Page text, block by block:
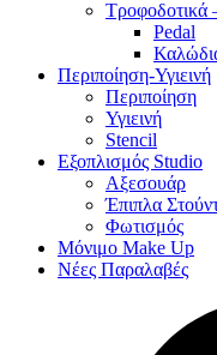
Τροφοδοτικά
Pedal
Περιποίηση-Υγιεινή
Περιποίηση
Υγιεινή
Stencil
Εξοπλισμός Studio
Αξεσουάρ
Έπιπλα
Φωτισμός
Μόνιμο Make Up
Νέες Παραλαβές